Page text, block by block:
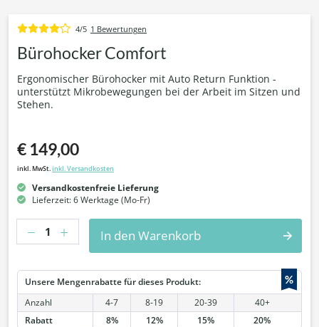
4/5 1 Bewertungen
Bürohocker Comfort
Ergonomischer Bürohocker mit Auto Return Funktion -
unterstützt Mikrobewegungen bei der Arbeit im Sitzen und
Stehen.
€ 149,00
inkl. MwSt.inkl. Versandkosten
Versandkostenfreie Lieferung
Lieferzeit: 6 Werktage (Mo-Fr)
Anzahl
In den Warenkorb
%
Unsere Mengenrabatte für dieses Produkt:
Anzahl
4-7 8-19 20-39
40+
Rabatt
8% 12% 15% 20%